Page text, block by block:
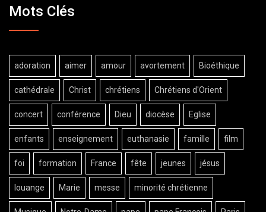
Mots Clés
adoration aimer amour avortement Bioéthique
cathédrale Christ chrétiens Chrétiens d'Orient
concert conférence Dieu diocèse Eglise
enfants enseignement euthanasie famille film
foi formation France fête jeunes jésus
louange Marie messe minorité chrétienne